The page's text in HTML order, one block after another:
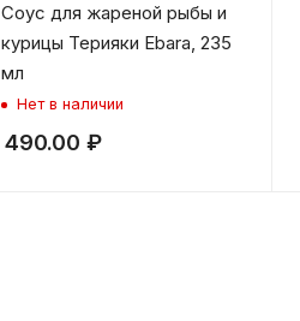
Соус для жареной рыбы и
курицы Терияки Ebara, 235
мл
Нет в наличии
490.00 ₽